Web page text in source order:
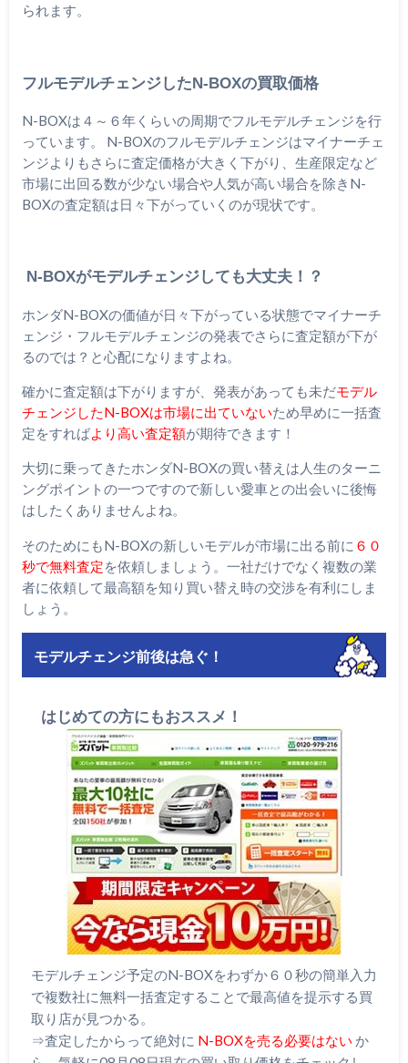
られます。
フルモデルチェンジしたN-BOXの買取価格
N-BOXは４～６年くらいの周期でフルモデルチェンジを行
っています。 N-BOXのフルモデルチェンジはマイナーチェ
ンジよりもさらに査定価格が大きく下がり、生産限定など
市場に出回る数が少ない場合や人気が高い場合を除きN-
BOXの査定額は日々下がっていくのが現状です。
N-BOXがモデルチェンジしても大丈夫！？
ホンダN-BOXの価値が日々下がっている状態でマイナーチ
ェンジ・フルモデルチェンジの発表でさらに査定額が下が
るのでは？と心配になりますよね。
確かに査定額は下がりますが、発表があっても未だモデル
チェンジしたN-BOXは市場に出ていないため早めに一括査
定をすればより高い査定額が期待できます！
大切に乗ってきたホンダN-BOXの買い替えは人生のターニ
ングポイントの一つですので新しい愛車との出会いに後悔
はしたくありませんよね。
そのためにもN-BOXの新しいモデルが市場に出る前に ６０
秒で無料査定を依頼しましょう。一社だけでなく複数の業
者に依頼して最高額を知り買い替え時の交渉を有利にしま
しょう。
モデルチェンジ前後は急ぐ！
はじめての方にもおススメ！
モデルチェンジ予定のN-BOXをわずか６０秒の簡単入力
で複数社に無料一括査定することで最高値を提示する買
取り店が見つかる。
⇒査定したからって絶対に N-BOXを売る必要はない か